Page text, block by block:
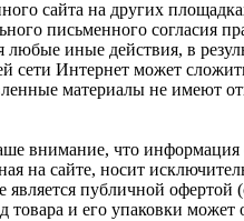
сайта на других
письменного согласия
любые иные действия, в
сети Интернет может
материалы не имеют
внимание, что информация
на сайте, носит
является публичной
и его упаковки может